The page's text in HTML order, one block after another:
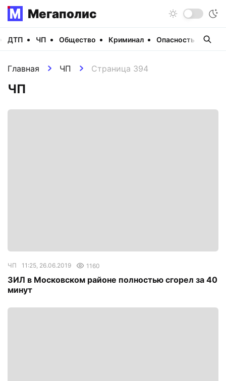
Мегаполис
ДТП ЧП Общество Криминал Опасность
Главная ЧП Страница 394
ЧП
ЧП 11:25, 26.06.2019 1160
ЗИЛ в Московском районе полностью сгорел за 40
минут